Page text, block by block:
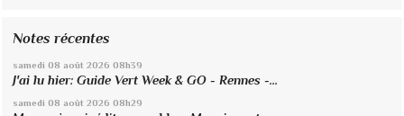
Notes récentes
samedi 08 août 2026 08h39
J'ai lu hier: Guide Vert Week & GO - Rennes -...
samedi 08 août 2026 08h29